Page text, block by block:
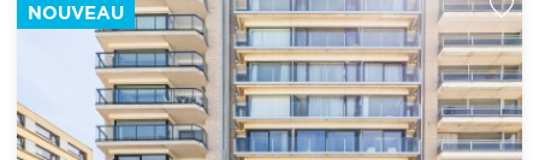
NOUVEAU